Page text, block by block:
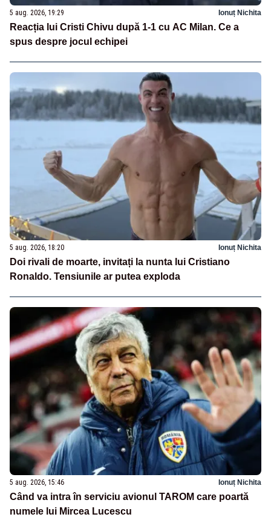
5 aug. 2026, 19:29 Ionuț Nichita
Reacția lui Cristi Chivu după 1-1 cu AC Milan. Ce a
spus despre jocul echipei
5 aug. 2026, 18:20 Ionuț Nichita
Doi rivali de moarte, invitați la nunta lui Cristiano
Ronaldo. Tensiunile ar putea exploda
5 aug. 2026, 15:46 Ionuț Nichita
Când va intra în serviciu avionul TAROM care poartă
numele lui Mircea Lucescu